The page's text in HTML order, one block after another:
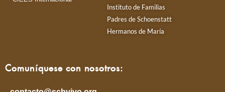
Instituto de Familias
Padres de Schoenstatt
Hermanos de María
Comuníquese con nosotros: